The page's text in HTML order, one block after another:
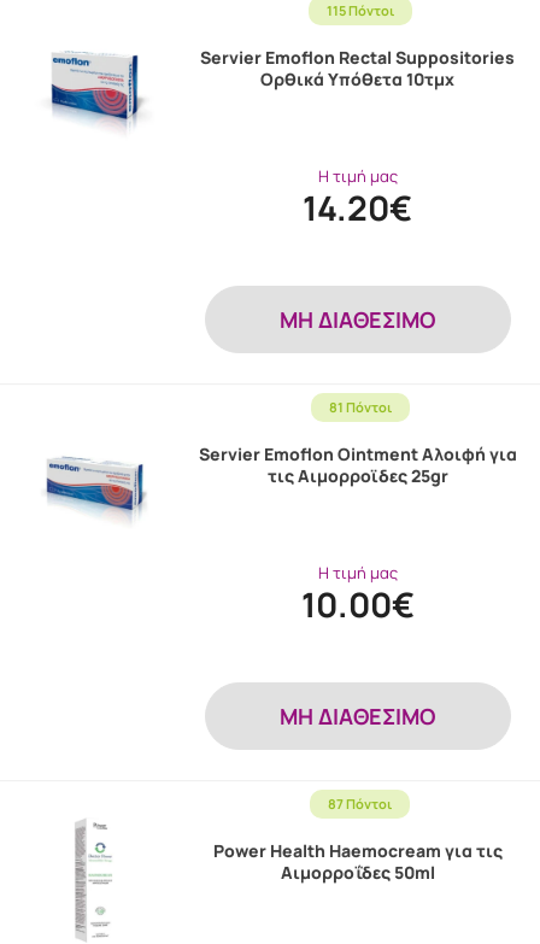
115 Πόντοι
Servier Emoflon Rectal Suppositories
Ορθικά Υπόθετα 10τμχ
Η τιμή μας
14.20€
MH ΔΙΑΘΕΣΙΜΟ
81 Πόντοι
Servier Emoflon Ointment Αλοιφή για
τις Αιμορροϊδες 25gr
Η τιμή μας
10.00€
MH ΔΙΑΘΕΣΙΜΟ
87 Πόντοι
Power Health Haemocream για τις
Αιμορρoΐδες 50ml